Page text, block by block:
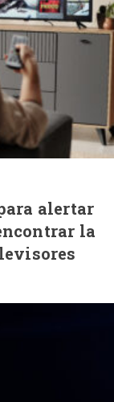
alertar
la